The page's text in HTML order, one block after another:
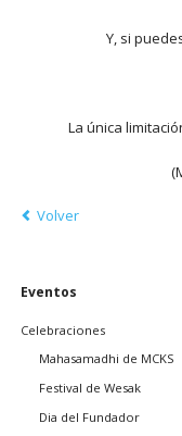
Y, si
La única
Volver
Saltar
Eventos
Celebraciones
Mahasamadhi de MCKS
Festival de Wesak
Dia del Fundador